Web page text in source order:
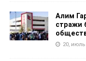
Алим
стражи
20, июль